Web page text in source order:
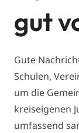
gut
Gute
Schulen,
um die
kreiseigenen
umfassend